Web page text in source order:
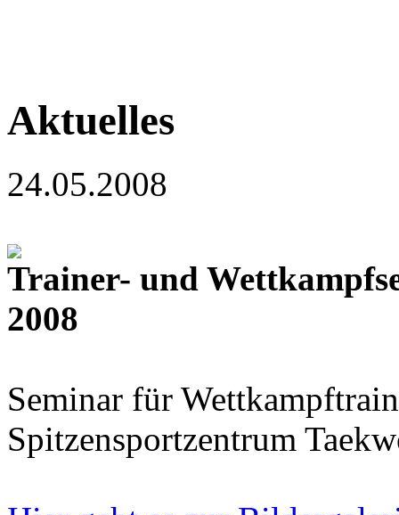
Aktuelles
24.05.2008
Trainer- und
2008
Seminar für
Spitzensportzentrum